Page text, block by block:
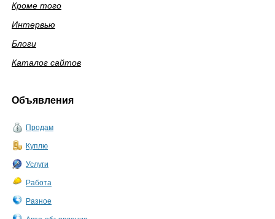
Кроме того
Интервью
Блоги
Каталог сайтов
Объявления
Продам
Куплю
Услуги
Работа
Разное